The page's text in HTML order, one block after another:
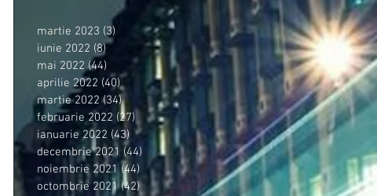
martie 2023 (3) 3 postări
iunie 2022 (8)8 postări
mai 2022 (44) 44 postări
aprilie 2022 (40)40 postări
martie 2022 (34)34 postări
februarie 2022 (27) 27 postări
ianuarie 2022 (43) 43 postări
decembrie 2021 (44) 44 postări
noiembrie 2021 (44) 44 postări
octombrie 2021 (42)42 postări